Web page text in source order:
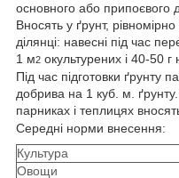
основного або припоєвого
Вносять у ґрунт,
ділянці: навесні під час
1 м2 окультурених і 40-50 г
Під час підготовки ґрунту
добрива на 1 куб. м.
парниках і теплицях
Середні норми внесення:
Культура
Овощи